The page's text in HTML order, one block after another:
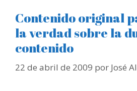
Contenido original
la verdad sobre la
contenido
22 de abril de 2009 por José